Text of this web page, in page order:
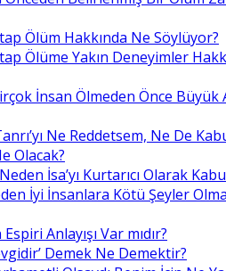
Ölüm Hakkında Ne Söylüyor?
Ölüme Yakın Deneyimler
İnsan Ölmeden Önce Büyük
Ne Reddetsem, Ne De
Olacak?
İsa’yı Kurtarıcı Olarak
İyi İnsanlara Kötü Şeyler
Espiri Anlayışı Var mıdır?
Demek Ne Demektir?